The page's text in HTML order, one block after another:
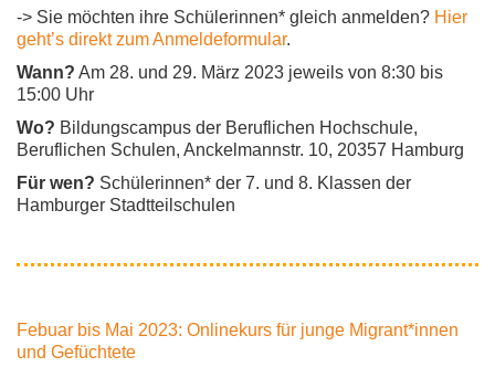
-> Sie möchten ihre Schülerinnen* gleich anmelden? Hier
geht’s direkt zum Anmeldeformular.
Wann? Am 28. und 29. März 2023 jeweils von 8:30 bis
15:00 Uhr
Wo? Bildungscampus der Beruflichen Hochschule,
Beruflichen Schulen, Anckelmannstr. 10, 20357 Hamburg
Für wen? Schülerinnen* der 7. und 8. Klassen der
Hamburger Stadtteilschulen
Beitragsnavigation
Febuar bis Mai 2023: Onlinekurs für junge Migrant*innen
und Gefüchtete